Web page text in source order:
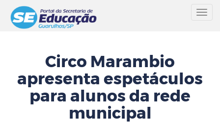
Circo Marambio
apresenta espetáculos
para alunos da rede
municipal